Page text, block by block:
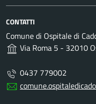
CONTATTI
Comune di Ospitale di
Via Roma 5 - 32010
0437 779002